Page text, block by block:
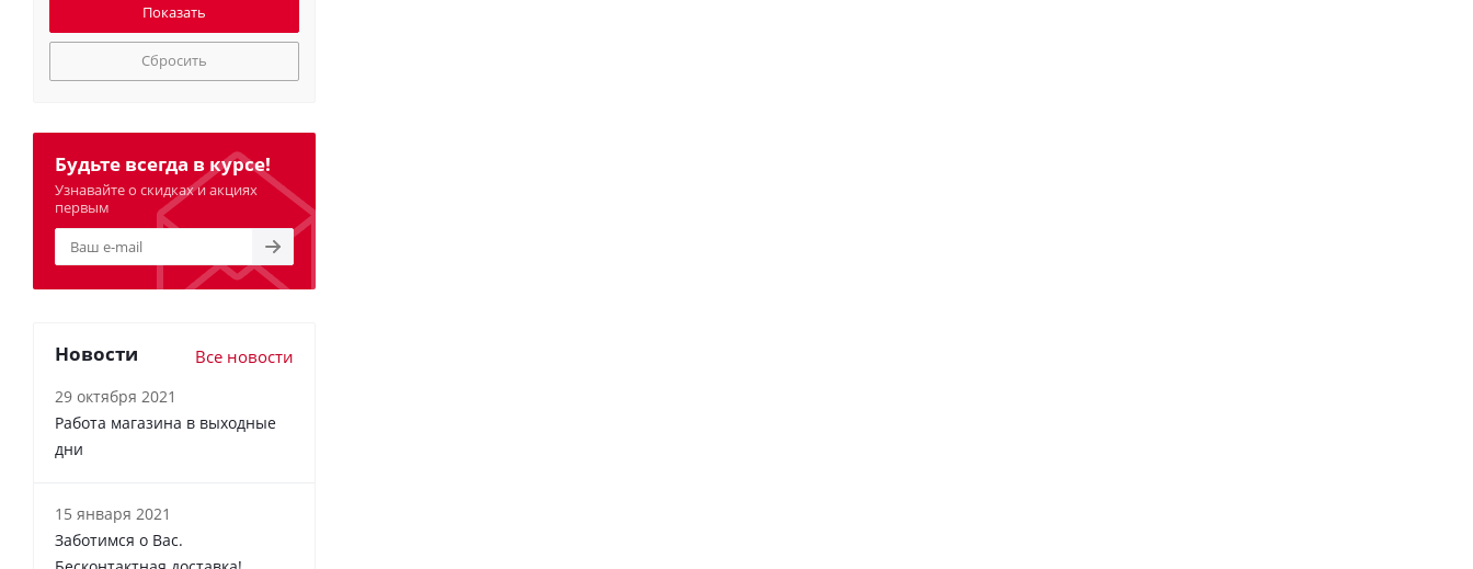
Сбросить
Будьте всегда в курсе!
Узнавайте о скидках и акциях
первым
Новости Все новости
29 октября 2021
Работа магазина в выходные
дни
15 января 2021
Заботимся о Вас.